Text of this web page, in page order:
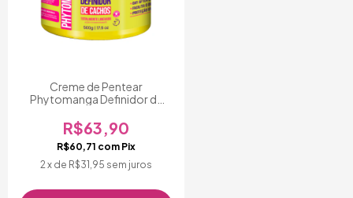
Creme de Pentear
Phytomanga Definidor de
R$63,90
R$60,71 com Pix
2 x de R$31,95 sem juros